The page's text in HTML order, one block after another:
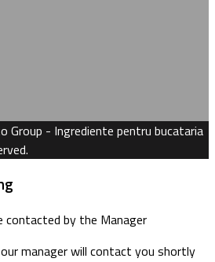
Group - Ingrediente pentru bucataria
contacted by the Manager
manager will contact you shortly